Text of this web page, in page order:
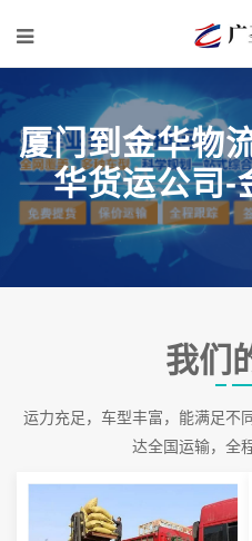
厦门到金华物
华货运公司-
我们
运力充足，车型丰富，能满足不
达全国运输，全